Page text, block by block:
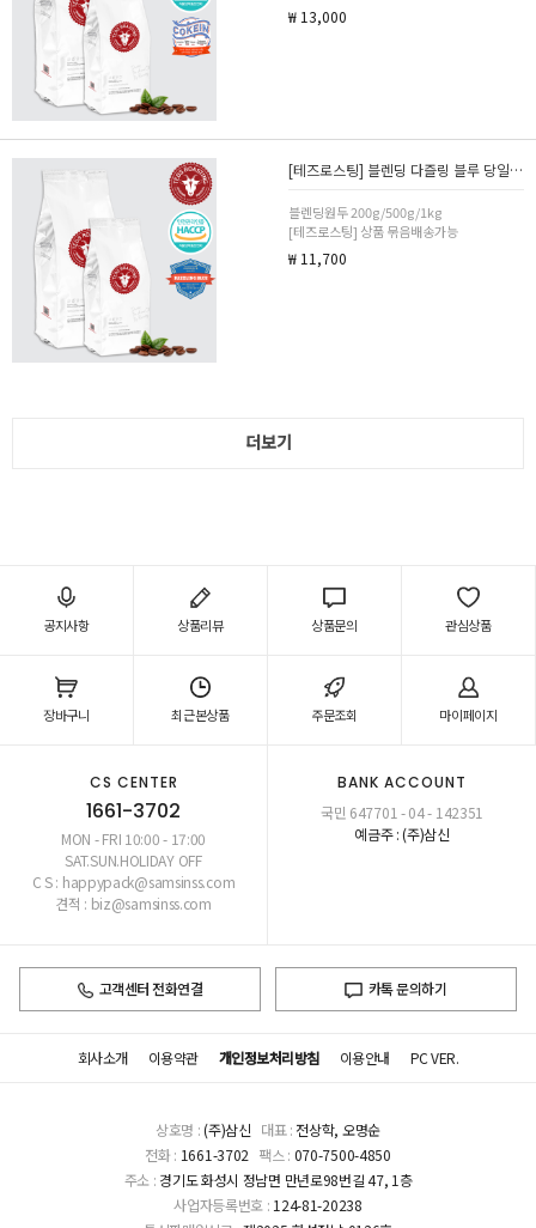
₩ 13,000
[테즈로스팅] 블렌딩 다즐링 블루 당일 로스팅 카페 커피 원두 200g/500g/1kg 분쇄선택
블렌딩원두 200g/500g/1kg
[테즈로스팅] 상품 묶음배송가능
₩ 11,700
더보기
공지사항 상품리뷰 상품문의 관심상품
장바구니 최근본상품 주문조회 마이페이지
CS CENTER
1661-3702
MON - FRI 10:00 - 17:00
SAT.SUN.HOLIDAY OFF
C S : happypack@samsinss.com
견적 : biz@samsinss.com
BANK ACCOUNT
국민 647701 - 04 - 142351
예금주 : (주)삼신
고객센터 전화연결 카톡 문의하기
회사소개 이용약관 개인정보처리방침 이용안내 PC VER.
상호명 :(주)삼신 대표 : 전상학, 오명순
전화 : 1661-3702 팩스 : 070-7500-4850
주소 : 경기도 화성시 정남면 만년로98번길 47, 1층
사업자등록번호 : 124-81-20238